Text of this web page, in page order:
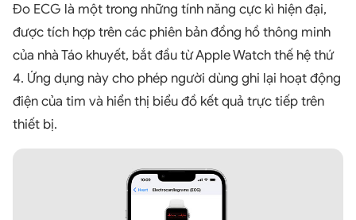
Đo ECG là một trong những tính năng cực kì hiện đại,
được tích hợp trên các phiên bản đồng hồ thông minh
của nhà Táo khuyết, bắt đầu từ Apple Watch thế hệ thứ
4. Ứng dụng này cho phép người dùng ghi lại hoạt động
điện của tim và hiển thị biểu đồ kết quả trực tiếp trên
thiết bị.